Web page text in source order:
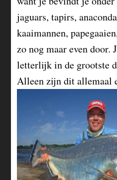
jaguars, tapirs,
kaaimannen,
zo nog maar even door.
letterlijk in de grootste
Alleen zijn dit allemaal